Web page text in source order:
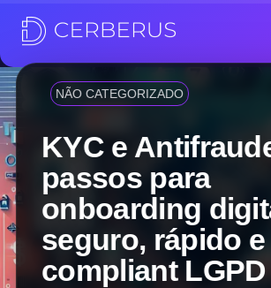
NÃO CATEGORIZADO
KYC e
passos para
onboarding
seguro, rápido e
compliant